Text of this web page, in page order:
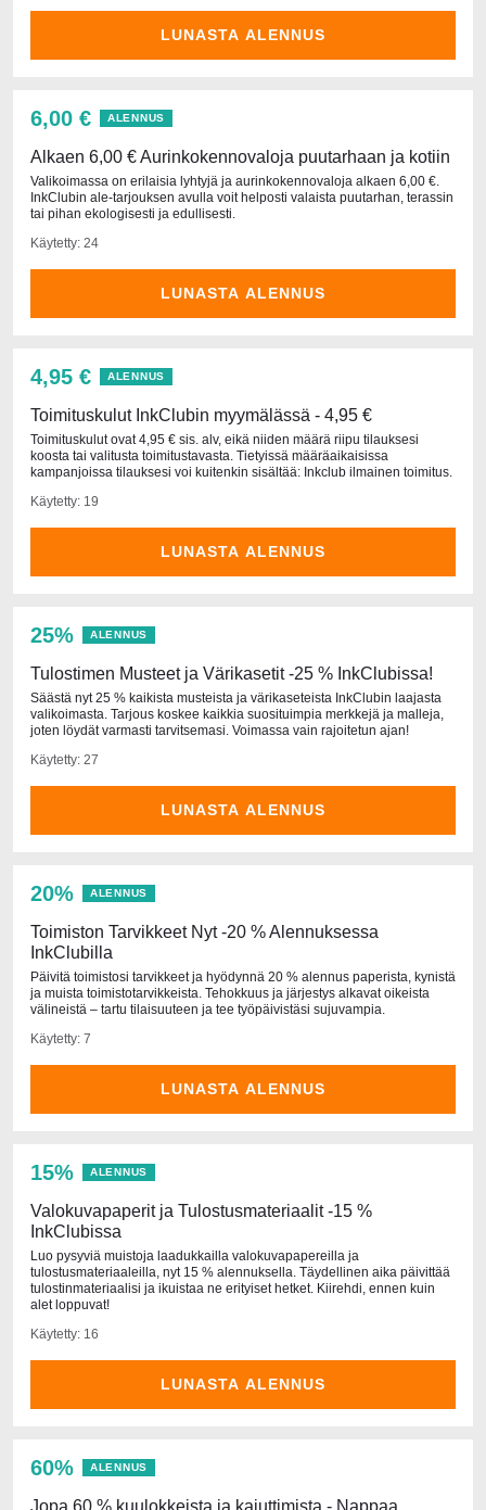
LUNASTA ALENNUS
6,00 € ALENNUS
Alkaen 6,00 € Aurinkokennovaloja puutarhaan ja kotiin
Valikoimassa on erilaisia lyhtyjä ja aurinkokennovaloja alkaen 6,00 €.
InkClubin ale-tarjouksen avulla voit helposti valaista puutarhan, terassin
tai pihan ekologisesti ja edullisesti.
Käytetty: 24
LUNASTA ALENNUS
4,95 € ALENNUS
Toimituskulut InkClubin myymälässä - 4,95 €
Toimituskulut ovat 4,95 € sis. alv, eikä niiden määrä riipu tilauksesi
koosta tai valitusta toimitustavasta. Tietyissä määräaikaisissa
kampanjoissa tilauksesi voi kuitenkin sisältää: Inkclub ilmainen toimitus.
Käytetty: 19
LUNASTA ALENNUS
25% ALENNUS
Tulostimen Musteet ja Värikasetit -25 % InkClubissa!
Säästä nyt 25 % kaikista musteista ja värikaseteista InkClubin laajasta
valikoimasta. Tarjous koskee kaikkia suosituimpia merkkejä ja malleja,
joten löydät varmasti tarvitsemasi. Voimassa vain rajoitetun ajan!
Käytetty: 27
LUNASTA ALENNUS
20% ALENNUS
Toimiston Tarvikkeet Nyt -20 % Alennuksessa
InkClubilla
Päivitä toimistosi tarvikkeet ja hyödynnä 20 % alennus paperista, kynistä
ja muista toimistotarvikkeista. Tehokkuus ja järjestys alkavat oikeista
välineistä – tartu tilaisuuteen ja tee työpäivistäsi sujuvampia.
Käytetty: 7
LUNASTA ALENNUS
15% ALENNUS
Valokuvapaperit ja Tulostusmateriaalit -15 %
InkClubissa
Luo pysyviä muistoja laadukkailla valokuvapapereilla ja
tulostusmateriaaleilla, nyt 15 % alennuksella. Täydellinen aika päivittää
tulostinmateriaalisi ja ikuistaa ne erityiset hetket. Kiirehdi, ennen kuin
alet loppuvat!
Käytetty: 16
LUNASTA ALENNUS
60% ALENNUS
Jopa 60 % kuulokkeista ja kaiuttimista - Nappaa